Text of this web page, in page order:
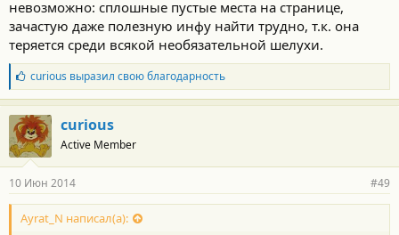
невозможно: сплошные пустые места на странице,
зачастую даже полезную инфу найти трудно, т.к. она
теряется среди всякой необязательной шелухи.
Б
л
а
г
о
д
а
н
о
с
curious выразил свою благодарность
curious
Active Member
10 Июн 2014 #49
Ayrat_N написал(а):